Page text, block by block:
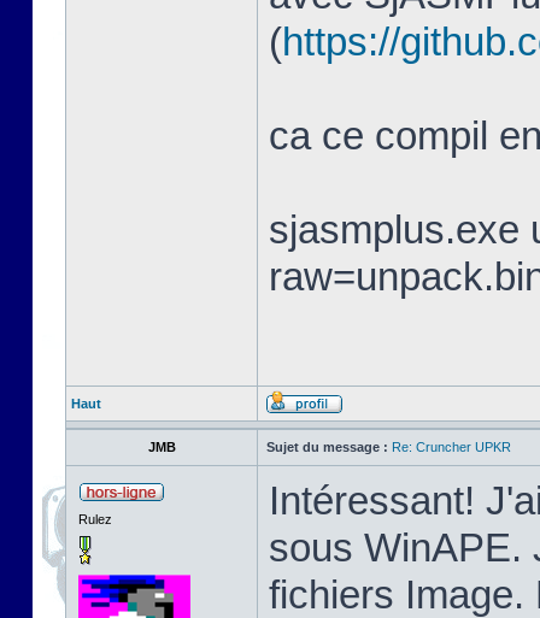
(https://
ca ce compil
sjasmplus.exe
Haut
JMB Sujet du message : Re: Cruncher UPKR
Rulez
Intéressant!
sous WinAPE.
fichiers Image.